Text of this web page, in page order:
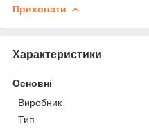
Приховати
Характеристики
Основні
Виробник
Тип